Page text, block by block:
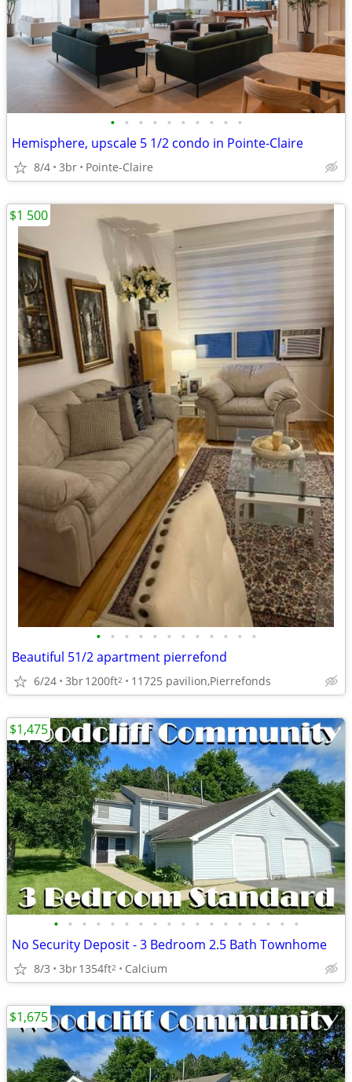
• • • • • • • • • •
Hemisphere, upscale 5 1/2 condo in Pointe-Claire
8/4 3br Pointe-Claire
• • • • • • • • • • • •
Beautiful 51/2 apartment pierrefond
6/24 3br1200ft2 11725 pavilion,Pierrefonds
$1 500
• • • • • • • • • • • • • • • • • •
No Security Deposit - 3 Bedroom 2.5 Bath Townhome
8/3 3br1354ft2 Calcium
$1,475
$1,675